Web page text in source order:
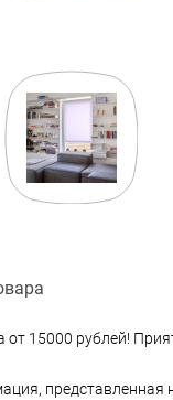
от 15000 рублей!
представленная